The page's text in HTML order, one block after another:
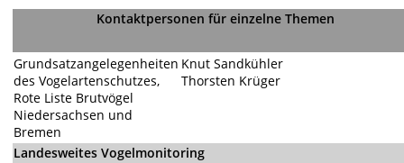
Kontaktpersonen für einzelne Themen
Grundsatzangelegenheiten
des Vogelartenschutzes,
Rote Liste Brutvögel
Niedersachsen und
Bremen
Knut Sandkühler
Thorsten Krüger
Landesweites Vogelmonitoring